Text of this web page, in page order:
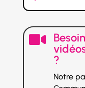

?
Notre